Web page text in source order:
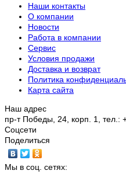
Наши контакты
О компании
Новости
Работа в компании
Сервис
Условия продажи
Доставка и возврат
Политика
Карта сайта
Наш адрес
пр-т Победы, 24, корп. 1, тел.:
Соцсети
Поделиться
Мы в соц. сетях: